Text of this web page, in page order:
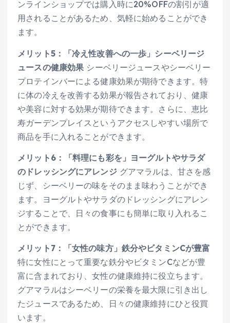
ンラインショップでは購入時に20%OFFの割引が適
用されることがあるため、気軽に始めることができ
ます。
メリット5：「冷え性改善への一歩」シーベリージ
ュースの健康効果 シーベリージュースやシーベリー
プロテインバーによる健康効果が期待できます。特
に体の冷えを改善する効果が報告されており、健康
や美容に対する効果が期待できます。さらに、恵比
寿ガーデンプレイスというアクセスしやすい場所で
商品を手に入れることができます。
メリット6：「料理にも彩を」ヨーグルトやサラダ
のドレッシングにアレンジグアマラルは、甘さを感
じず、シーベリーの味をそのまま味わうことができ
ます。ヨーグルトやサラダのドレッシングにアレン
ジすることで、日々の食事にも簡単に取り入れるこ
とができます。
メリット7：「女性の味方」鉄分やビタミンCが豊富
特に女性にとって重要な鉄分やビタミンCなどが豊
富に含まれており、女性の健康維持に役立ちます。
グアマラルはシーベリーの栄養を最大限に引き出し
たジュースであるため、日々の健康維持にひと役買
います。